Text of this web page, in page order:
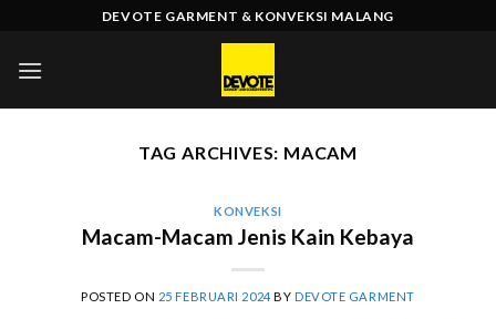
content
DEVOTE GARMENT & KONVEKSI MALANG
TAG ARCHIVES: MACAM
KONVEKSI
Macam-Macam Jenis Kain Kebaya
POSTED ON 25 FEBRUARI 2024 BY DEVOTE GARMENT